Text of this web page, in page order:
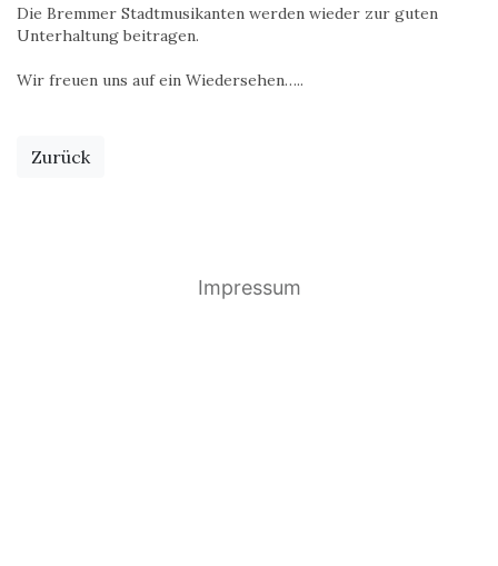
Die Bremmer Stadtmusikanten werden wieder zur guten
Unterhaltung beitragen.
Wir freuen uns auf ein Wiedersehen…..
Zurück
Impressum